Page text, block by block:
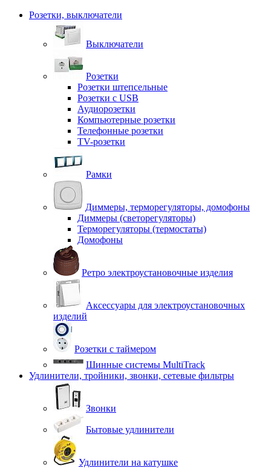
Розетки, выключатели
Выключатели
Розетки
Розетки штепсельные
Розетки с USB
Аудиорозетки
Компьютерные розетки
Телефонные розетки
TV-розетки
Рамки
Диммеры, терморегуляторы, домофоны
Диммеры (светорегуляторы)
Терморегуляторы (термостаты)
Домофоны
Ретро электроустановочные изделия
Аксессуары для электроустановочных
изделий
Розетки с таймером
Шинные системы MultiTrack
Удлинители, тройники, звонки, сетевые фильтры
Звонки
Бытовые удлинители
Удлинители на катушке